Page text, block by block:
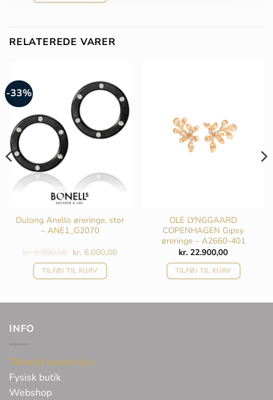
RELATEREDE VARER
-33%
Dulong Anello øreringe, stor
– ANE1_G2070
kr.8.900,00 Den
oprindelige
pris
var:
kr. 8.900,00.
kr.6.000,00Den
TILFØJ TIL KURV
OLE LYNGGAARD
COPENHAGEN Gipsy
øreringe – A2660-401
kr. 22.900,00
TILFØJ TIL KURV
INFO
Tilmeld kundeklub
Fysisk butik
Webshop